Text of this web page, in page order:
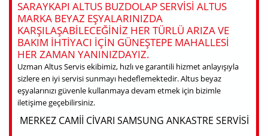
SARAYKAPI ALTUS BUZDOLAP SERVISI ALTUS
MARKA BEYAZ EŞYALARINIZDA
KARŞILAŞABILECEĞINIZ HER TÜRLÜ ARIZA VE
BAKIM IHTIYACI IÇIN GÜNEŞTEPE MAHALLESI
HER ZAMAN YANINIZDAYIZ.
Uzman Altus Servis ekibimiz, hızlı ve garantili hizmet anlayışıyla
sizlere en iyi servisi sunmayı hedeflemektedir. Altus beyaz
eşyalarınızı güvenle kullanmaya devam etmek için bizimle
iletişime geçebilirsiniz.
MERKEZ CAMII CIVARI SAMSUNG ANKASTRE SERVISI